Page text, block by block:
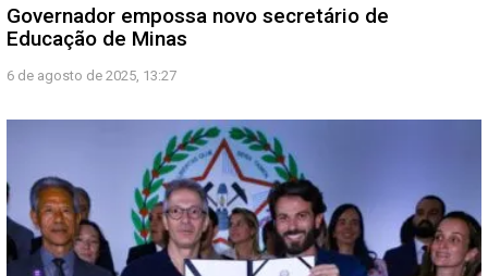
Governador empossa novo secretário de
Educação de Minas
6 de agosto de 2025, 13:27